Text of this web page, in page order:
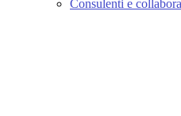
Consulenti e